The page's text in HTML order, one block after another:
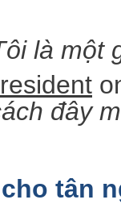
là một
đây
tân